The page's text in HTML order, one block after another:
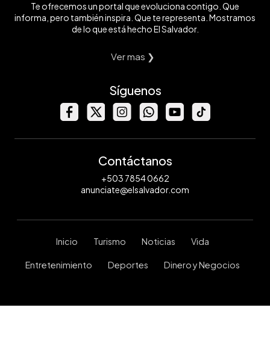
Te ofrecemos un portal que evoluciona contigo. Que
informa, pero también inspira. Que te representa. Mostramos
de lo que está hecho El Salvador.
Ver mas ❯
Síguenos
Contáctanos
+503 7854 0662
anunciate@elsalvador.com
Inicio Turismo Noticias Vida
Entretenimiento Deportes Dinero y Negocios